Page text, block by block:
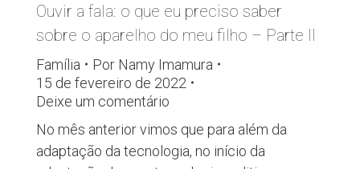
Ouvir a fala: o que eu preciso saber
sobre o aparelho do meu filho – Parte II
Família Por Namy Imamura
15 de fevereiro de 2022
Deixe um comentário
No mês anterior vimos que para além da
adaptação da tecnologia, no início da